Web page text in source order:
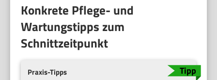
Konkrete Pflege- und
Wartungstipps zum
Schnittzeitpunkt
Praxis-Tipps